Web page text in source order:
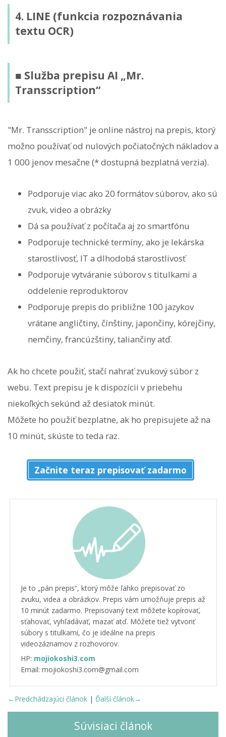
4. LINE (funkcia rozpoznávania
textu OCR)
■ Služba prepisu AI „Mr.
Transscription“
"Mr. Transscription" je online nástroj na prepis, ktorý
možno používať od nulových počiatočných nákladov a
1 000 jenov mesačne (* dostupná bezplatná verzia).
Podporuje viac ako 20 formátov súborov, ako sú
zvuk, video a obrázky
Dá sa používať z počítača aj zo smartfónu
Podporuje technické termíny, ako je lekárska
starostlivosť, IT a dlhodobá starostlivosť
Podporuje vytváranie súborov s titulkami a
oddelenie reproduktorov
Podporuje prepis do približne 100 jazykov
vrátane angličtiny, čínštiny, japončiny, kórejčiny,
nemčiny, francúzštiny, taliančiny atď.
Ak ho chcete použiť, stačí nahrať zvukový súbor z
webu. Text prepisu je k dispozícii v priebehu
niekoľkých sekúnd až desiatok minút.
Môžete ho použiť bezplatne, ak ho prepisujete až na
10 minút, skúste to teda raz.
Začnite teraz prepisovať zadarmo
Je to „pán prepis“, ktorý môže ľahko prepisovať zo
zvuku, videa a obrázkov. Prepis vám umožňuje prepis až
10 minút zadarmo. Prepisovaný text môžete kopírovať,
sťahovať, vyhľadávať, mazať atď. Môžete tiež vytvoriť
súbory s titulkami, čo je ideálne na prepis
videozáznamov z rozhovorov.
HP: mojiokoshi3.com
Email: mojiokoshi3.com@gmail.com
←Predchádzajúci článok | Ďalší článok→
Súvisiaci článok